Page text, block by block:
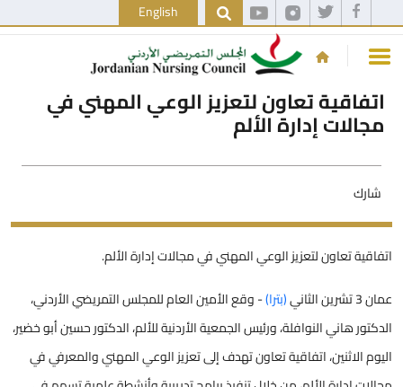
English
اتفاقية تعاون لتعزيز الوعي المهني في
مجالات إدارة الألم
شارك
اتفاقية تعاون لتعزيز الوعي المهني في مجالات إدارة الألم.
عمان 3 تشرين الثاني
(بترا)- وقع الأمين العام للمجلس التمريضي الأردني،
الدكتور هاني النوافلة، ورئيس الجمعية الأردنية للألم، الدكتور حسين أبو خضير،
اليوم الاثنين، اتفاقية تعاون تهدف إلى تعزيز الوعي المهني والمعرفي في